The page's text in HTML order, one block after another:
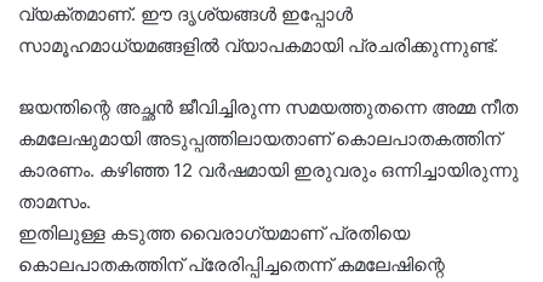
വ്യക്തമാണ്. ഈ ദൃശ്യങ്ങൾ ഇപ്പോൾ
സാമൂഹമാധ്യമങ്ങളിൽ വ്യാപകമായി പ്രചരിക്കുന്നുണ്ട്.
ജയന്തിന്റെ അച്ഛൻ ജീവിച്ചിരുന്ന സമയത്തുതന്നെ അമ്മ നീത
കമലേഷുമായി അടുപ്പത്തിലായതാണ് കൊലപാതകത്തിന്
കാരണം. കഴിഞ്ഞ 12 വർഷമായി ഇരുവരും ഒന്നിച്ചായിരുന്നു
താമസം.
ഇതിലുള്ള കടുത്ത വൈരാഗ്യമാണ് പ്രതിയെ
കൊലപാതകത്തിന് പ്രേരിപ്പിച്ചതെന്ന് കമലേഷിന്റെ